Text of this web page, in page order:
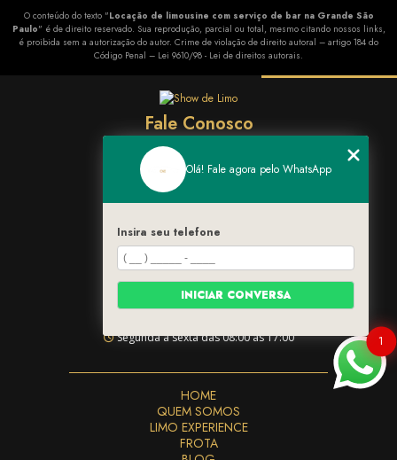
O conteúdo do texto "Locação de limousine com serviço de bar na Grande São
Paulo" é de direito reservado. Sua reprodução, parcial ou total, mesmo citando nossos links,
é proibida sem a autorização do autor. Crime de violação de direito autoral – artigo 184 do
Código Penal – Lei 9610/98 - Lei de direitos autorais.
Fale Conosco
(11) 96383-1482
daniela@parisvegas.com.br
@showdelimo.oficial
Endereço
Rua Grapecica, 45 - Brooklin
Segunda a sexta das 08:00 às 17:00
HOME
QUEM SOMOS
LIMO EXPERIENCE
FROTA
1
Olá! Fale agora pelo WhatsApp
Insira seu telefone
INICIAR CONVERSA